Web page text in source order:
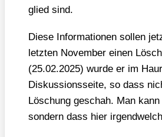
glied sind.
Die­se Infor­ma­tio­nen sol­len
letz­ten Novem­ber einen
(25.02.2025) wur­de er im
Dis­kus­si­ons­sei­te, so dass
Löschung geschah. Man
son­dern dass hier